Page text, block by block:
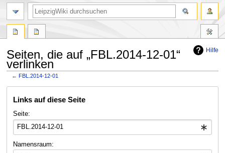
Hilfe
Seiten, die auf „FBL.2014-12-01“
verlinken
←FBL.2014-12-01
Navigation
Suche
Links auf diese Seite
Seite:
Namensraum: